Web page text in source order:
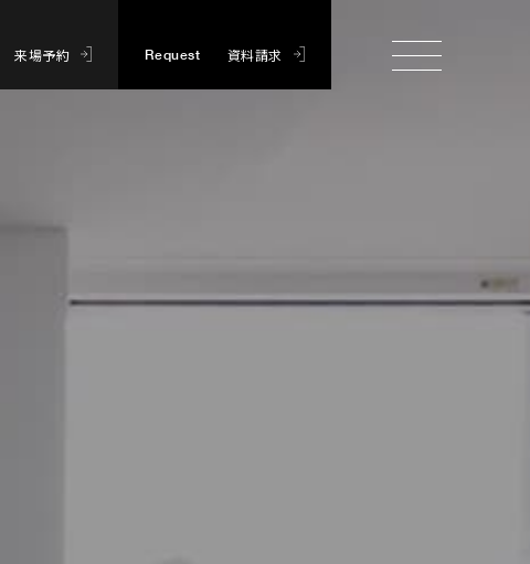
来場予約 Request 資料請求